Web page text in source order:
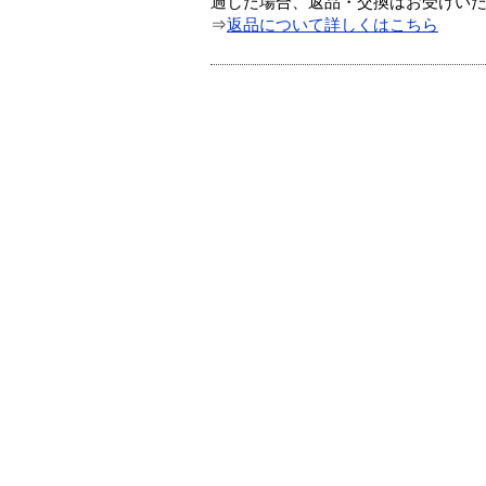
⇒返品について詳しくはこちら